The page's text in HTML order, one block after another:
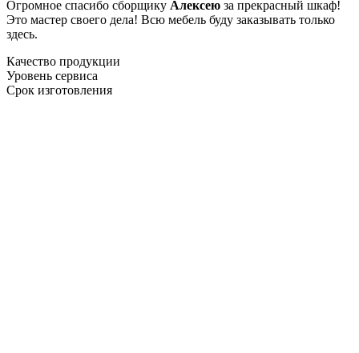
Огромное спасибо сборщику Алексею за прекрасный шкаф!
Это мастер своего дела! Всю мебель буду заказывать только
здесь.
Качество продукции
Уровень сервиса
Срок изготовления